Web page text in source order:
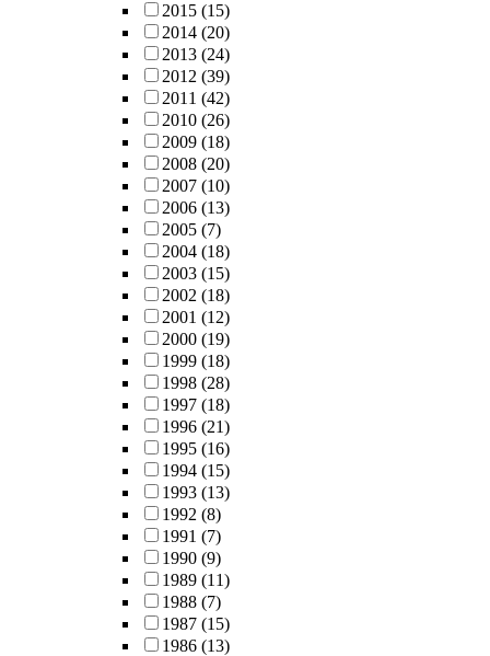
2015 (15)
2014 (20)
2013 (24)
2012 (39)
2011 (42)
2010 (26)
2009 (18)
2008 (20)
2007 (10)
2006 (13)
2005 (7)
2004 (18)
2003 (15)
2002 (18)
2001 (12)
2000 (19)
1999 (18)
1998 (28)
1997 (18)
1996 (21)
1995 (16)
1994 (15)
1993 (13)
1992 (8)
1991 (7)
1990 (9)
1989 (11)
1988 (7)
1987 (15)
1986 (13)